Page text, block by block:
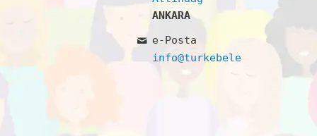
ANKARA
e-Posta